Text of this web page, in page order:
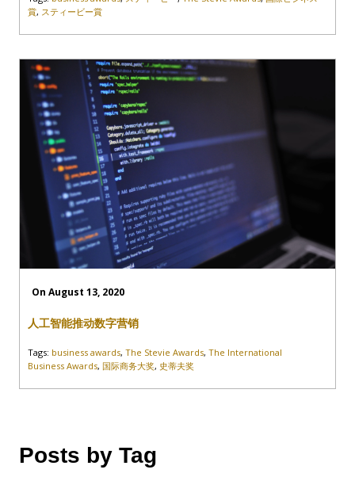
賞, スティービー賞
On August 13, 2020
人工智能推动数字营销
Tags: business awards, The Stevie Awards, The International
Business Awards, 国际商务大奖, 史蒂夫奖
Posts by Tag